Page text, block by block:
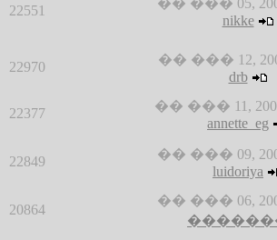
22551
�� ��� 05,
nikke
22970
�� ��� 12,
drb
22377
�� ��� 11, 2008
annette_eg
22849
�� ��� 09,
luidoriya
20864
�� ��� 06,